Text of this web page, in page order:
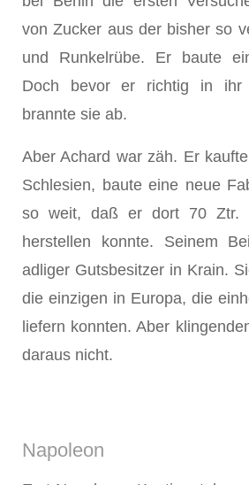
von Zucker aus der bisher so
und Runkelrübe. Er baute
Doch bevor er richtig in ihr
brannte sie ab.
Aber Achard war zäh. Er
Schlesien, baute eine neue
so weit, daß er dort 70 Ztr.
herstellen konnte. Seinem
adliger Gutsbesitzer in Krain.
die einzigen in Europa, die
liefern konnten. Aber
daraus nicht.
Napoleon